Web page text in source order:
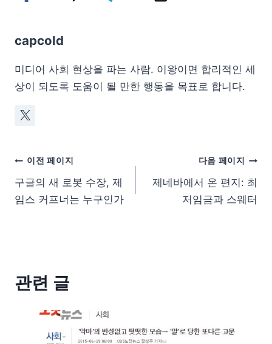
capcold
미디어 사회 현상을 파는 사람. 이왕이면 합리적인 세
상이 되도록 도움이 될 만한 행동을 목표로 합니다.
이전 페이지
구글의 새 로봇 수장, 제
임스 커프너는 누구인가
다음 페이지
제네바에서 온 편지: 최
저임금과 스웨터
관련 글